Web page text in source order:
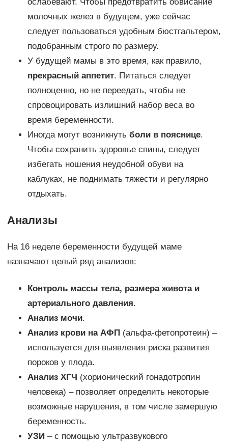
ослабевают. Чтобы предотвратить обвисание
молочных желез в будущем, уже сейчас
следует пользоваться удобным бюстгальтером,
подобранным строго по размеру.
У будущей мамы в это время, как правило,
прекрасный аппетит. Питаться следует
полноценно, но не переедать, чтобы не
спровоцировать излишний набор веса во
время беременности.
Иногда могут возникнуть боли в пояснице.
Чтобы сохранить здоровье спины, следует
избегать ношения неудобной обуви на
каблуках, не поднимать тяжести и регулярно
отдыхать.
Анализы
На 16 неделе беременности будущей маме
назначают целый ряд анализов:
Контроль массы тела, размера живота и
артериального давления.
Анализ мочи.
Анализ крови на АФП (альфа-фетопротеин) –
используется для выявления риска развития
пороков у плода.
Анализ ХГЧ (хорионический гонадотропин
человека) – позволяет определить некоторые
возможные нарушения, в том числе замершую
беременность.
УЗИ – с помощью ультразвукового